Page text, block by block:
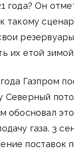
года? Он
такому
их етой
Газпром
Северный
обосновал
газа. 3
поставок